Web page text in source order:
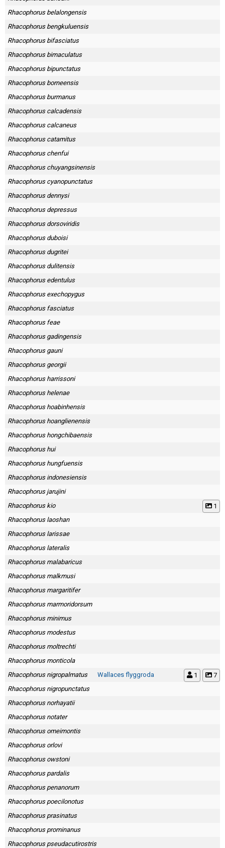
Rhacophorus belalongensis
Rhacophorus bengkuluensis
Rhacophorus bifasciatus
Rhacophorus bimaculatus
Rhacophorus bipunctatus
Rhacophorus borneensis
Rhacophorus burmanus
Rhacophorus calcadensis
Rhacophorus calcaneus
Rhacophorus catamitus
Rhacophorus chenfui
Rhacophorus chuyangsinensis
Rhacophorus cyanopunctatus
Rhacophorus dennysi
Rhacophorus depressus
Rhacophorus dorsoviridis
Rhacophorus duboisi
Rhacophorus dugritei
Rhacophorus dulitensis
Rhacophorus edentulus
Rhacophorus exechopygus
Rhacophorus fasciatus
Rhacophorus feae
Rhacophorus gadingensis
Rhacophorus gauni
Rhacophorus georgii
Rhacophorus harrissoni
Rhacophorus helenae
Rhacophorus hoabinhensis
Rhacophorus hoanglienensis
Rhacophorus hongchibaensis
Rhacophorus hui
Rhacophorus hungfuensis
Rhacophorus indonesiensis
Rhacophorus jarujini
Rhacophorus kio
1
Rhacophorus laoshan
Rhacophorus larissae
Rhacophorus lateralis
Rhacophorus malabaricus
Rhacophorus malkmusi
Rhacophorus margaritifer
Rhacophorus marmoridorsum
Rhacophorus minimus
Rhacophorus modestus
Rhacophorus moltrechti
Rhacophorus monticola
Rhacophorus nigropalmatus
Wallaces flyggroda 7
1
Rhacophorus nigropunctatus
Rhacophorus norhayatii
Rhacophorus notater
Rhacophorus omeimontis
Rhacophorus orlovi
Rhacophorus owstoni
Rhacophorus pardalis
Rhacophorus penanorum
Rhacophorus poecilonotus
Rhacophorus prasinatus
Rhacophorus prominanus
Rhacophorus pseudacutirostris